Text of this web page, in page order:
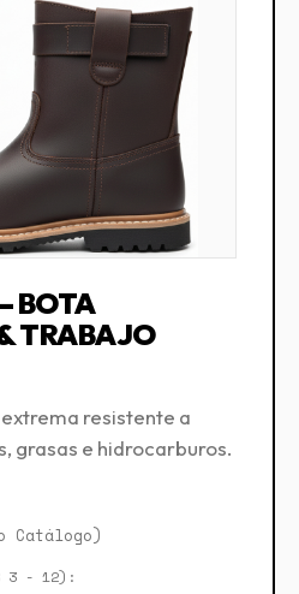
BOTA
TRABAJO
resistente a
grasas e hidrocarburos.
Catálogo)
3 - 12):